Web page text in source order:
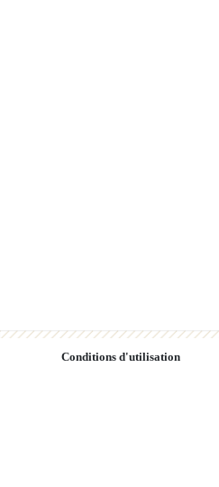
Conditions d'utilisation